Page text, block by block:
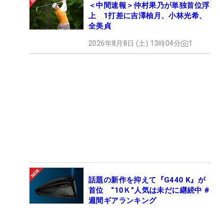
＜中間速報＞仲村果乃が単独首位浮
上 1打差に吉澤柚月、小林光希、
全美貞
2026年8月8日 (土) 13時04分 1
話題の新作を抑えて『G440 K』が
首位 “10Ｋ”人気は未だに継続中 #
週間ギアランキング